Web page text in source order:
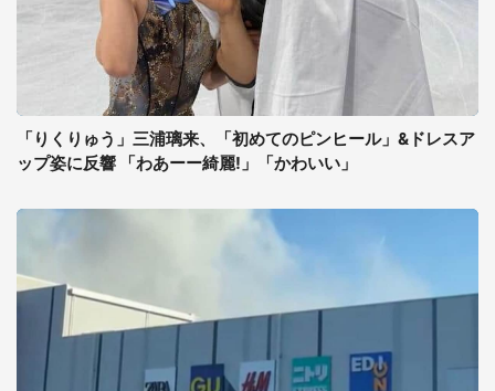
「りくりゅう」三浦璃来、「初めてのピンヒール」&ドレスア
ップ姿に反響 「わあーー綺麗!」「かわいい」